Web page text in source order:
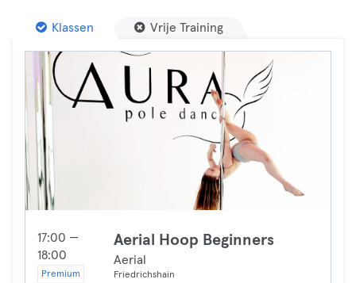
Klassen Vrije Training
17:00 —
18:00
Premium
Aerial Hoop Beginners
Aerial
Friedrichshain